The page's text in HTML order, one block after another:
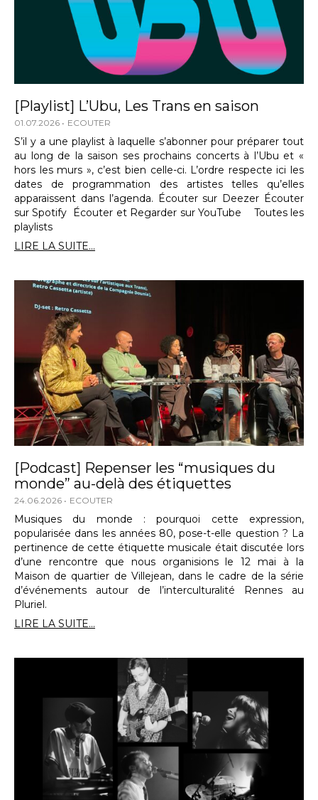
[Playlist] L’Ubu, Les Trans en saison
01.07.2026 ECOUTER
S’il y a une playlist à laquelle s’abonner pour préparer tout
au long de la saison ses prochains concerts à l’Ubu et «
hors les murs », c’est bien celle-ci. L’ordre respecte ici les
dates de programmation des artistes telles qu’elles
apparaissent dans l’agenda. Écouter sur Deezer Écouter
sur Spotify Écouter et Regarder sur YouTube Toutes les
playlists
LIRE LA SUITE...
[Podcast] Repenser les “musiques du
monde” au-delà des étiquettes
24.06.2026 ECOUTER
Musiques du monde : pourquoi cette expression,
popularisée dans les années 80, pose-t-elle question ? La
pertinence de cette étiquette musicale était discutée lors
d’une rencontre que nous organisions le 12 mai à la
Maison de quartier de Villejean, dans le cadre de la série
d’événements autour de l’interculturalité Rennes au
Pluriel.
LIRE LA SUITE...